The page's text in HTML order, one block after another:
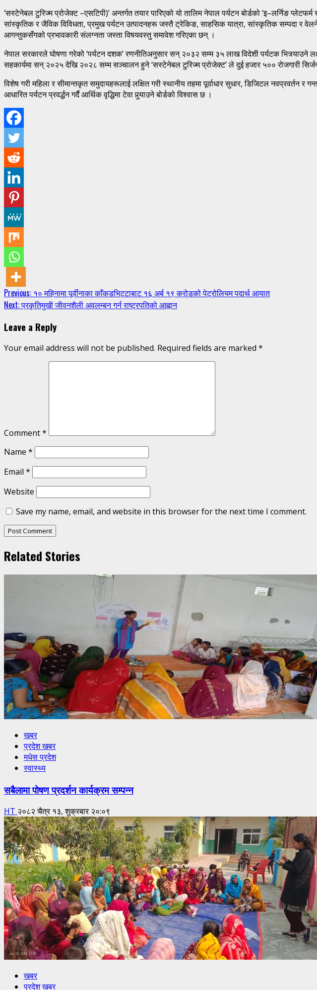
‘सस्टेनेबल टुरिज्म प्रोजेक्ट –एसटिपी)’ अन्तर्गत तयार पारिएको यो तालिम नेपाल पर्यटन बोर्डको ‘इ–लर्निङ
सांस्कृतिक र जैविक विविधता, प्रमुख पर्यटन उत्पादनहरू जस्तै ट्रेकिङ, साहसिक यात्रा, सांस्कृतिक सम्पदा र
आगन्तुकसँगको प्रभावकारी संलग्नता जस्ता विषयवस्तु समावेश गरिएका छन् ।
नेपाल सरकारले घोषणा गरेको ‘पर्यटन दशक’ रणनीतिअनुसार सन् २०३२ सम्म ३५ लाख विदेशी पर्यटक भित्र्याउने
सहकार्यमा सन् २०२५ देखि २०२८ सम्म सञ्चालन हुने ‘सस्टेनेबल टुरिज्म प्रोजेक्ट’ ले दुई हजार ५०० रोजगारी
विशेष गरी महिला र सीमान्तकृत समुदायहरूलाई लक्षित गरी स्थानीय तहमा पूर्वाधार सुधार, डिजिटल नवप्रवर्तन र
आधारित पर्यटन प्रवर्द्धन गर्दै आर्थिक वृद्धिमा टेवा पुर्‍याउने बोर्डको विश्वास छ ।
Continue
Reading
Previous: १० महिनामा पूर्वीनाका काँकडभिट्टाबाट १६ अर्ब १९ करोडको पेट्रोलियम पदार्थ आयात
Next:प्रकृतिमुखी जीवनशैली अवलम्बन गर्न राष्ट्रपतिको आह्वान
Leave a Reply
Your email address will not be published. Required fields are marked *
Comment*
Name *
Email *
Website
Save my name, email, and website in this browser for the next time I comment.
Related Stories
खबर
प्रदेश खबर
मधेस प्रदेश
स्वास्थ्य
सबैलामा पोषण प्रदर्शन कार्यक्रम सम्पन्न
HT २०८२ चैत्र १३, शुक्रबार २०:०९
खबर
प्रदेश खबर